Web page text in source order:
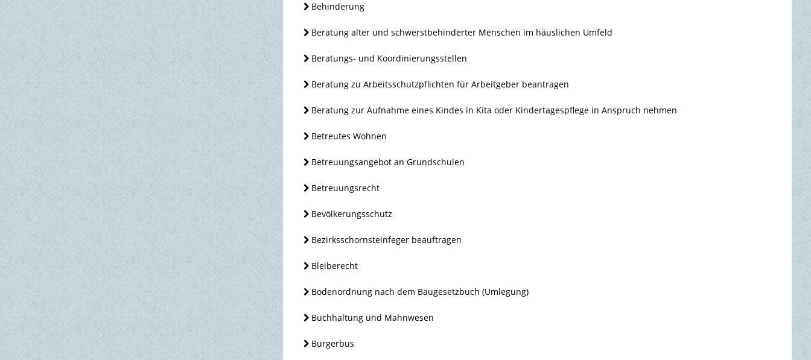
Behinderung
Beratung alter und schwerstbehinderter Menschen im häuslichen Umfeld
Beratungs- und Koordinierungsstellen
Beratung zu Arbeitsschutzpflichten für Arbeitgeber beantragen
Beratung zur Aufnahme eines Kindes in Kita oder Kindertagespflege in Anspruch nehmen
Betreutes Wohnen
Betreuungsangebot an Grundschulen
Betreuungsrecht
Bevölkerungsschutz
Bezirksschornsteinfeger beauftragen
Bleiberecht
Bodenordnung nach dem Baugesetzbuch (Umlegung)
Buchhaltung und Mahnwesen
Bürgerbus